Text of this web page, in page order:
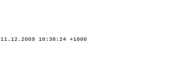
11.12.2009 10:38:24 +1000